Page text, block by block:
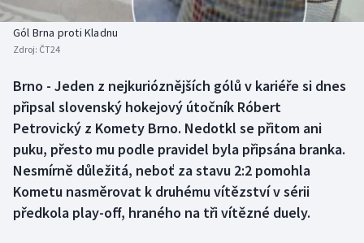
Biatlon
Box
Curling
Dostihy
Aplikace ČT sport
Gól Brna proti Kladnu
Zdroj: ČT24
Brno - Jeden z nejkurióznějších gólů v kariéře si dnes
připsal slovenský hokejový útočník Róbert
Petrovický z Komety Brno. Nedotkl se přitom ani
puku, přesto mu podle pravidel byla připsána branka.
Nesmírně důležitá, neboť za stavu 2:2 pomohla
Kometu nasměrovat k druhému vítězství v sérii
předkola play-off, hraného na tři vítězné duely.